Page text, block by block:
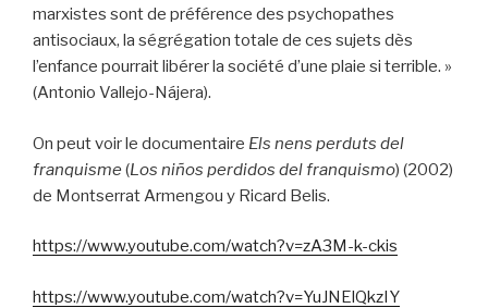
marxistes sont de préférence des psychopathes
antisociaux, la ségrégation totale de ces sujets dès
l’enfance pourrait libérer la société d’une plaie si terrible. »
(Antonio Vallejo-Nájera).
On peut voir le documentaire Els nens perduts del
franquisme (Los niños perdidos del franquismo) (2002)
de Montserrat Armengou y Ricard Belis.
https://www.youtube.com/watch?v=zA3M-k-ckis
https://www.youtube.com/watch?v=YuJNElQkzIY